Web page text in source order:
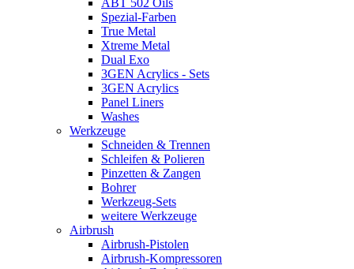
ABT 502 Oils
Spezial-Farben
True Metal
Xtreme Metal
Dual Exo
3GEN Acrylics - Sets
3GEN Acrylics
Panel Liners
Washes
Werkzeuge
Schneiden & Trennen
Schleifen & Polieren
Pinzetten & Zangen
Bohrer
Werkzeug-Sets
weitere Werkzeuge
Airbrush
Airbrush-Pistolen
Airbrush-Kompressoren